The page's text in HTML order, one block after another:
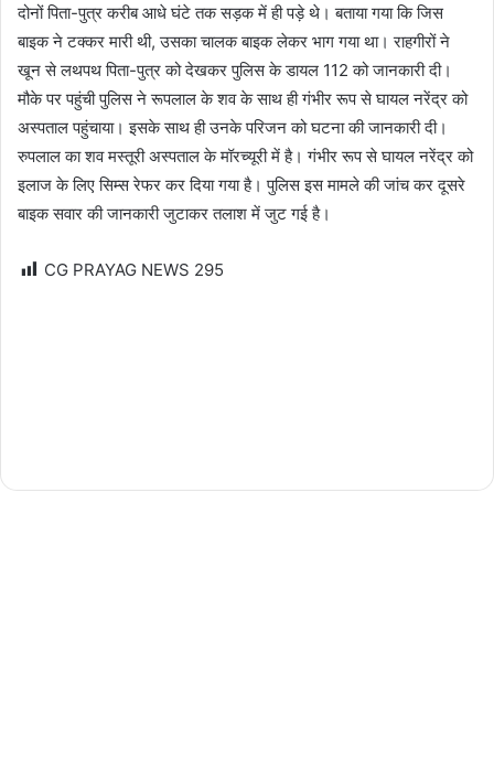
दोनों पिता-पुत्र करीब आधे घंटे तक सड़क में ही पड़े थे। बताया गया कि जिस
बाइक ने टक्कर मारी थी, उसका चालक बाइक लेकर भाग गया था। राहगीरों ने
खून से लथपथ पिता-पुत्र को देखकर पुलिस के डायल 112 को जानकारी दी।
मौके पर पहुंची पुलिस ने रूपलाल के शव के साथ ही गंभीर रूप से घायल नरेंद्र को
अस्पताल पहुंचाया। इसके साथ ही उनके परिजन को घटना की जानकारी दी।
रुपलाल का शव मस्तूरी अस्पताल के मॉरच्यूरी में है। गंभीर रूप से घायल नरेंद्र को
इलाज के लिए सिम्स रेफर कर दिया गया है। पुलिस इस मामले की जांच कर दूसरे
बाइक सवार की जानकारी जुटाकर तलाश में जुट गई है।
CG PRAYAG NEWS 295